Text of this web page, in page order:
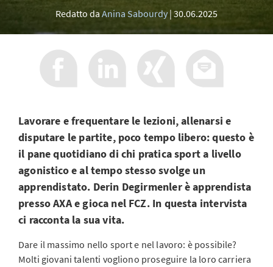
Redatto da Anina Sabourdy 30.06.2025
Lavorare e frequentare le lezioni, allenarsi e
disputare le partite, poco tempo libero: questo è
il pane quotidiano di chi pratica sport a livello
agonistico e al tempo stesso svolge un
apprendistato. Derin Degirmenler è apprendista
presso AXA e gioca nel FCZ. In questa intervista
ci racconta la sua vita.
Dare il massimo nello sport e nel lavoro: è possibile?
Molti giovani talenti vogliono proseguire la loro carriera